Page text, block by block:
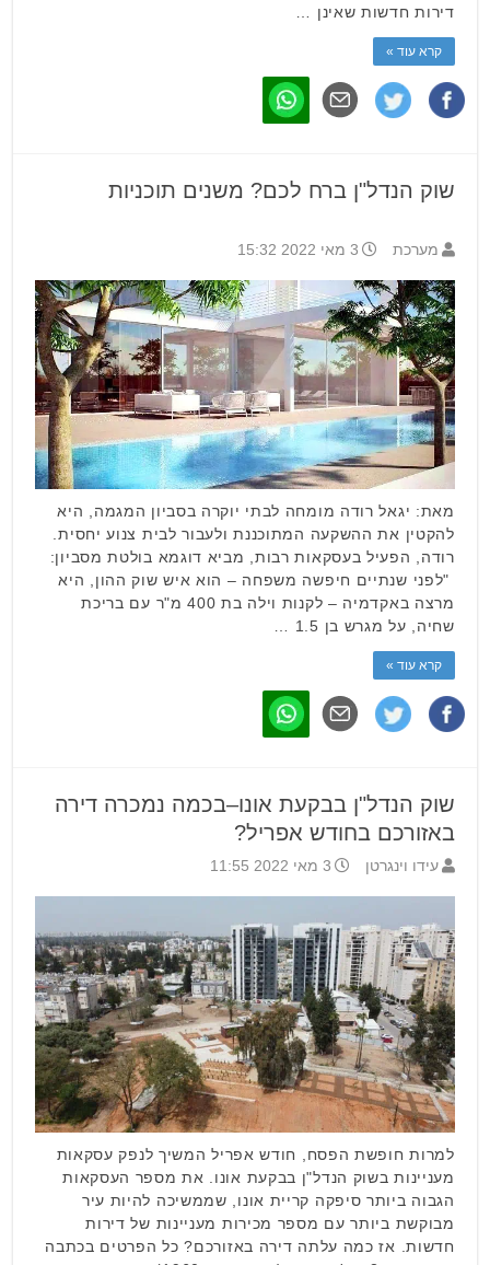
דירות חדשות שאינן …
קרא עוד »
שוק הנדל"ן ברח לכם? משנים תוכניות
מערכת 3 מאי 2022 15:32
מאת: יגאל רודה מומחה לבתי יוקרה בסביון המגמה, היא
להקטין את ההשקעה המתוכננת ולעבור לבית צנוע יחסית.
רודה, הפעיל בעסקאות רבות, מביא דוגמא בולטת מסביון:
"לפני שנתיים חיפשה משפחה – הוא איש שוק ההון, היא
מרצה באקדמיה – לקנות וילה בת 400 מ"ר עם בריכת
שחיה, על מגרש בן 1.5 …
קרא עוד »
שוק הנדל"ן בבקעת אונו–בכמה נמכרה דירה
באזורכם בחודש אפריל?
עידו וינגרטן 3 מאי 2022 11:55
למרות חופשת הפסח, חודש אפריל המשיך לנפק עסקאות
מעניינות בשוק הנדל"ן בבקעת אונו. את מספר העסקאות
הגבוה ביותר סיפקה קריית אונו, שממשיכה להיות עיר
מבוקשת ביותר עם מספר מכירות מעניינות של דירות
חדשות. אז כמה עלתה דירה באזורכם? כל הפרטים בכתבה